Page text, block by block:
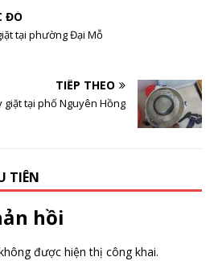
ĐÓ
tại phường Đại Mỗ
TIẾP THEO
giặt tại phố Nguyên Hồng
TIÊN
hồi
được hiện thị công khai.